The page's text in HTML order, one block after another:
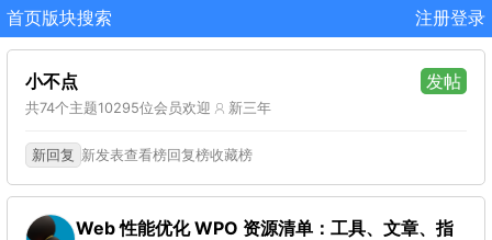
首页版块搜索 注册登录
小不点 发帖
共74个主题10295位会员欢迎 新三年
新回复 新发表查看榜回复榜收藏榜
Web 性能优化 WPO 资源清单：工具、文章、指